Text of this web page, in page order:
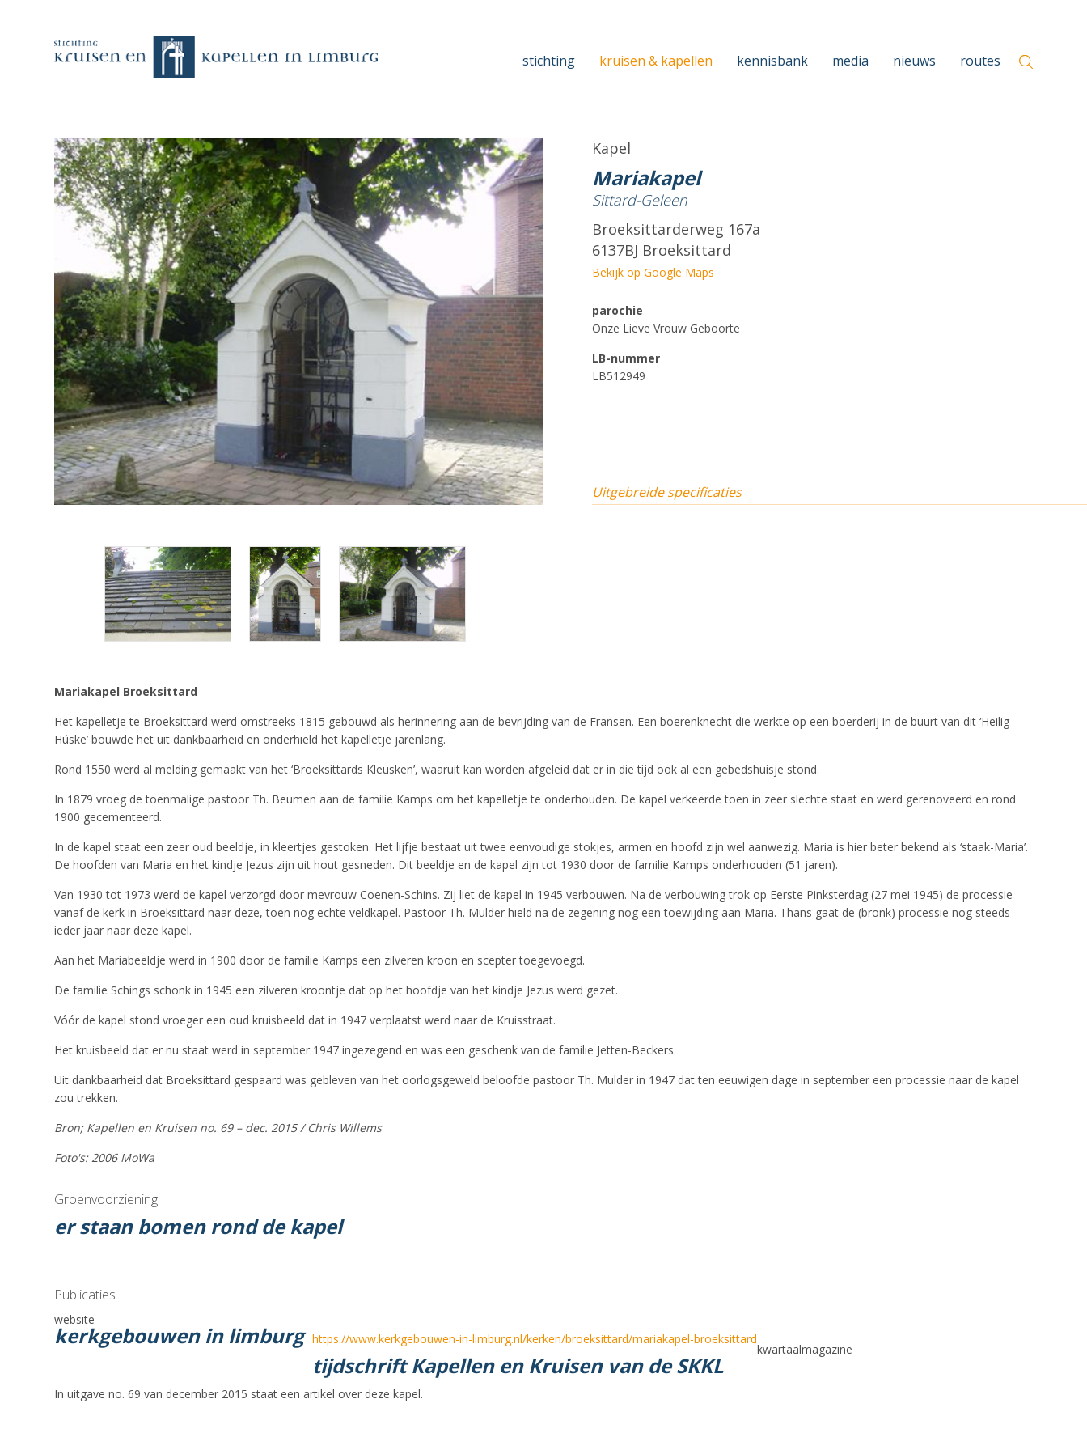
stichting kruisen & kapellen kennisbank media nieuws routes
Kapel
Mariakapel
Sittard-Geleen
Broeksittarderweg 167a
6137BJ Broeksittard
Bekijk op Google Maps
parochie
Onze Lieve Vrouw Geboorte
LB-nummer
LB512949
Uitgebreide specificaties
Mariakapel Broeksittard
Het kapelletje te Broeksittard werd omstreeks 1815 gebouwd als herinnering aan de bevrijding van de Fransen. Een boerenknecht die werkte op een boerderij in de buurt van dit ‘Heilig
Húske’ bouwde het uit dankbaarheid en onderhield het kapelletje jarenlang.
Rond 1550 werd al melding gemaakt van het ‘Broeksittards Kleusken’, waaruit kan worden afgeleid dat er in die tijd ook al een gebedshuisje stond.
In 1879 vroeg de toenmalige pastoor Th. Beumen aan de familie Kamps om het kapelletje te onderhouden. De kapel verkeerde toen in zeer slechte staat en werd gerenoveerd en rond
1900 gecementeerd.
In de kapel staat een zeer oud beeldje, in kleertjes gestoken. Het lijfje bestaat uit twee eenvoudige stokjes, armen en hoofd zijn wel aanwezig. Maria is hier beter bekend als ‘staak-Maria’.
De hoofden van Maria en het kindje Jezus zijn uit hout gesneden. Dit beeldje en de kapel zijn tot 1930 door de familie Kamps onderhouden (51 jaren).
Van 1930 tot 1973 werd de kapel verzorgd door mevrouw Coenen-Schins. Zij liet de kapel in 1945 verbouwen. Na de verbouwing trok op Eerste Pinksterdag (27 mei 1945) de processie
vanaf de kerk in Broeksittard naar deze, toen nog echte veldkapel. Pastoor Th. Mulder hield na de zegening nog een toewijding aan Maria. Thans gaat de (bronk) processie nog steeds
ieder jaar naar deze kapel.
Aan het Mariabeeldje werd in 1900 door de familie Kamps een zilveren kroon en scepter toegevoegd.
De familie Schings schonk in 1945 een zilveren kroontje dat op het hoofdje van het kindje Jezus werd gezet.
Vóór de kapel stond vroeger een oud kruisbeeld dat in 1947 verplaatst werd naar de Kruisstraat.
Het kruisbeeld dat er nu staat werd in september 1947 ingezegend en was een geschenk van de familie Jetten-Beckers.
Uit dankbaarheid dat Broeksittard gespaard was gebleven van het oorlogsgeweld beloofde pastoor Th. Mulder in 1947 dat ten eeuwigen dage in september een processie naar de kapel
zou trekken.
Bron; Kapellen en Kruisen no. 69 – dec. 2015 / Chris Willems
Foto's: 2006 MoWa
Groenvoorziening
er staan bomen rond de kapel
Publicaties
website
kerkgebouwen in limburg https://www.kerkgebouwen-in-limburg.nl/kerken/broeksittard/mariakapel-broeksittard
kwartaalmagazine
tijdschrift Kapellen en Kruisen van de SKKL
In uitgave no. 69 van december 2015 staat een artikel over deze kapel.